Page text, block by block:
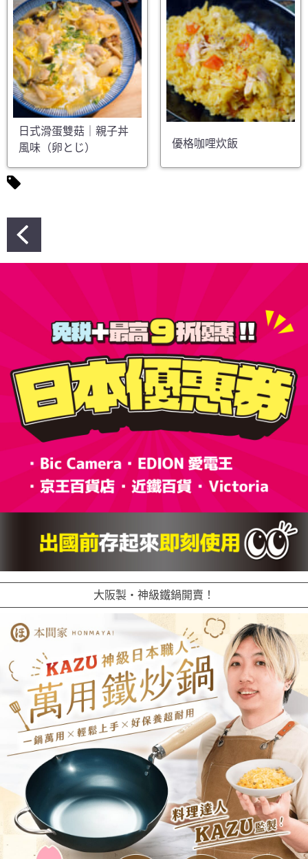
日式滑蛋雙菇｜親子丼
風味（卵とじ）
優格咖哩炊飯
文
章
大阪製・神級鐵鍋開賣！